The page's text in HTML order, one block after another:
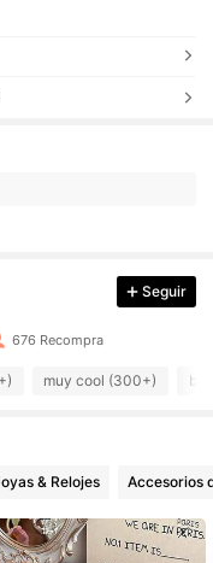
Seguir
676 Recompra
muy cool (300+)
& Relojes Accesorios